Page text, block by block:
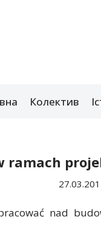
Колектив
ramach
nad